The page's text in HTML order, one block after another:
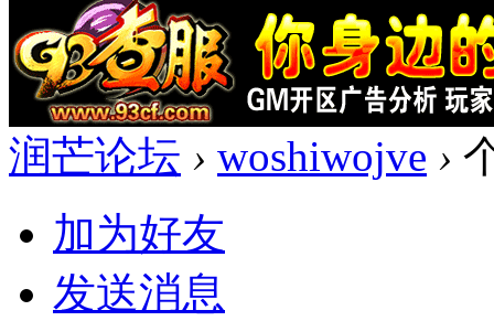
润芒论坛 › woshiwojve ›
加为好友
发送消息